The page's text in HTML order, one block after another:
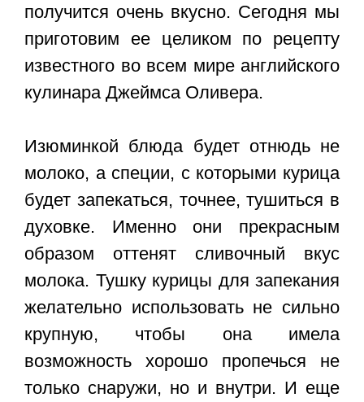
получится очень вкусно. Сегодня мы
приготовим ее целиком по рецепту
известного во всем мире английского
кулинара Джеймса Оливера.
Изюминкой блюда будет отнюдь не
молоко, а специи, с которыми курица
будет запекаться, точнее, тушиться в
духовке. Именно они прекрасным
образом оттенят сливочный вкус
молока. Тушку курицы для запекания
желательно использовать не сильно
крупную, чтобы она имела
возможность хорошо пропечься не
только снаружи, но и внутри. И еще